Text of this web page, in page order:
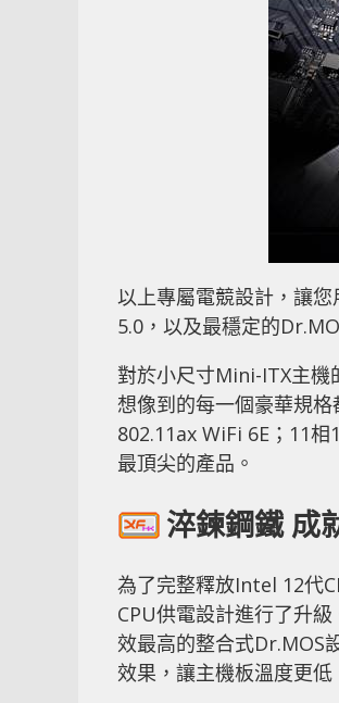
以上專屬電競設計，讓
5.0，以及最穩定的
對於小尺寸Mini-ITX主
想像到的每一個豪華規
802.11ax WiFi 6E；11
最頂尖的產品。
淬鍊鋼鐵 成
為了完整釋放Intel 12代
CPU供電設計進行了升
效最高的整合式Dr.MOS
效果，讓主機板溫度更低